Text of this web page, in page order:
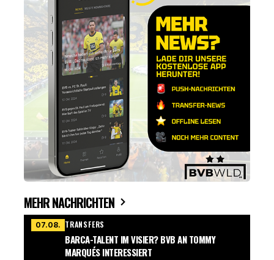
MEHR NACHRICHTEN
07.08. TRANSFERS
BARCA-TALENT IM VISIER? BVB AN TOMMY
MARQUÉS INTERESSIERT